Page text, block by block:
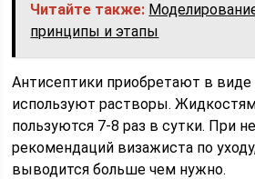
Читайте также:
принципы и этапы
Антисептики приобретают в виде
используют растворы.
пользуются 7-8 раз в сутки. При
рекомендаций визажиста по
выводится больше чем нужно.